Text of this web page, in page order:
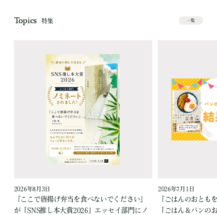
Topics 特集 一覧
2026年8月3日
『ここで唐揚げ弁当を食べないでください』
が「SNS推し本大賞2026」エッセイ部門にノ
2026年7月1日
『ごはんのおとも
「ごはん＆パンの